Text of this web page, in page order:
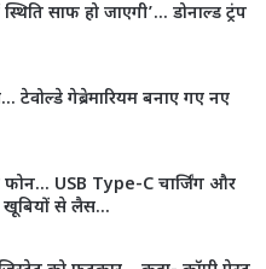
साफ हो जाएगी’… डोनाल्ड ट्रंप
टेवोल्डे गेब्रेमारियम बनाए गए नए
फोन… USB Type-C चार्जिंग और
खूबियों से लैस…